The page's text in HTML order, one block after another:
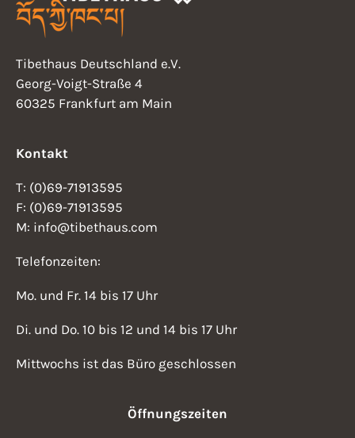
Tibethaus Deutschland e.V.
Georg-Voigt-Straße 4
60325 Frankfurt am Main
Kontakt
T: (0)69-71913595
F: (0)69-71913595
M: info@tibethaus.com
Telefonzeiten:
Mo. und Fr. 14 bis 17 Uhr
Di. und Do. 10 bis 12 und 14 bis 17 Uhr
Mittwochs ist das Büro geschlossen
Öffnungszeiten